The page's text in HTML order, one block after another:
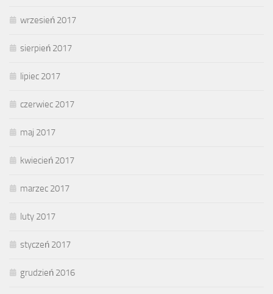
wrzesień 2017
sierpień 2017
lipiec 2017
czerwiec 2017
maj 2017
kwiecień 2017
marzec 2017
luty 2017
styczeń 2017
grudzień 2016